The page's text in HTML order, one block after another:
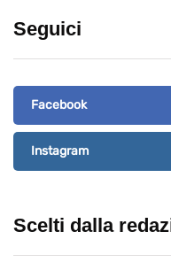
Seguici
Facebook
Instagram
Scelti dalla